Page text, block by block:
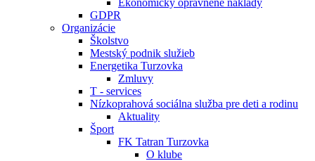
Ekonomicky oprávnené náklady
GDPR
Organizácie
Školstvo
Mestský podnik služieb
Energetika Turzovka
Zmluvy
T - services
Nízkoprahová sociálna služba pre deti a rodinu
Aktuality
Šport
FK Tatran Turzovka
O klube